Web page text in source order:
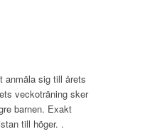
anmäla sig till årets
veckoträning sker
barnen. Exakt
till höger. .